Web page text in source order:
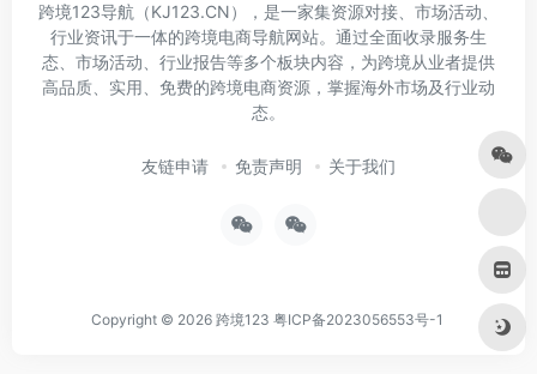
跨境123导航（KJ123.CN），是一家集资源对接、市场活动、
行业资讯于一体的跨境电商导航网站。通过全面收录服务生
态、市场活动、行业报告等多个板块内容，为跨境从业者提供
高品质、实用、免费的跨境电商资源，掌握海外市场及行业动
态。
友链申请 免责声明 关于我们
Copyright © 2026 跨境123 粤ICP备2023056553号-1